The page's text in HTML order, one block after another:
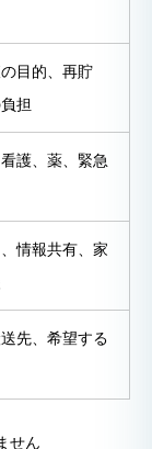
目的、再貯
担
護、薬、緊急
情報共有、家
先、希望する
せん